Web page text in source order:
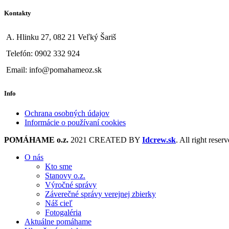
Kontakty
A. Hlinku 27, 082 21 Veľký Šariš
Telefón: 0902 332 924
Email: info@pomahameoz.sk
Info
Ochrana osobných údajov
Informácie o používaní cookies
POMÁHAME o.z. 2021 CREATED BY Idcrew.sk. All right
O nás
Kto sme
Stanovy o.z.
Výročné správy
Záverečné správy verejnej zbierky
Náš cieľ
Fotogaléria
Aktuálne pomáhame